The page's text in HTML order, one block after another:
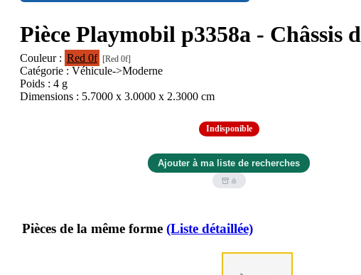
Pièce Playmobil p3358a - Châssis
Couleur : Red 0f [Red 0f]
Catégorie : Véhicule->Moderne
Poids : 4 g
Dimensions : 5.7000 x 3.0000 x 2.3000 cm
Indisponible
Pièces de la même forme (Liste détaillée)